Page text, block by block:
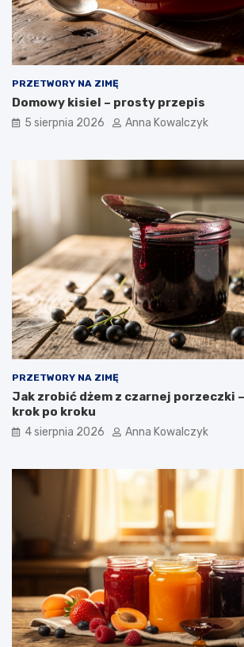
PRZETWORY NA ZIMĘ
Domowy kisiel – prosty przepis
5 sierpnia 2026 Anna Kowalczyk
PRZETWORY NA ZIMĘ
Jak zrobić dżem z czarnej porzeczki
krok po kroku
4 sierpnia 2026 Anna Kowalczyk